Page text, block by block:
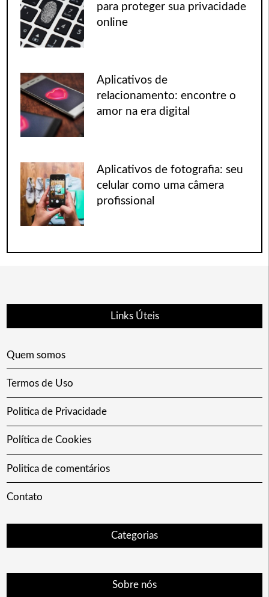
para proteger sua privacidade
online
Aplicativos de
relacionamento: encontre o
amor na era digital
Aplicativos de fotografia: seu
celular como uma câmera
profissional
Links Úteis
Quem somos
Termos de Uso
Politica de Privacidade
Política de Cookies
Politica de comentários
Contato
Categorias
Sobre nós